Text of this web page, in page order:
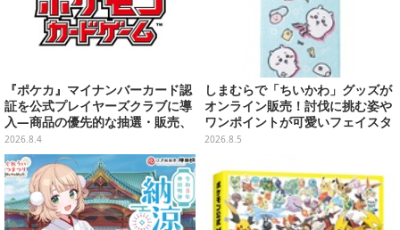
『ポケカ』マイナンバーカード認
証を公式プレイヤーズクラブに導
入―商品の優先的な抽選・販売、
公式大会への参加申し込みに活用
2026.8.4
しまむらで「ちいかわ」グッズが
オンライン販売！討伐に挑む姿や
ワンポイントが可愛いフェイスタ
オル、バスマットなど全14種
2026.8.5